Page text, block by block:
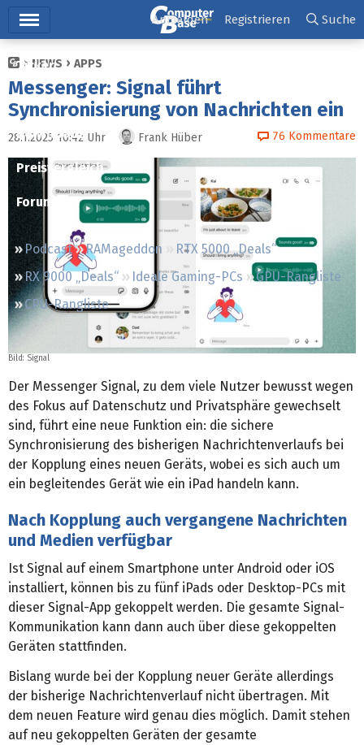
Ticker
Tests
Downloads
Preisvergleich
Forum
Podcast RAMageddon
RTX 5000 „Deals“
RX 9000 „Deals“
Ideale Gaming-PCs
GPU-Rangliste
CPU-Rangliste
Anmelden Registrieren Suche
NEWS APPS
Messenger: Signal führt
Synchronisierung von Nachrichten ein
28.1.2025 10:42 Uhr Frank Hüber 76 Kommentare
Bild: Signal
Der Messenger Signal, zu dem viele Nutzer bewusst wegen
des Fokus auf Datenschutz und Privatsphäre gewechselt
sind, führt eine neue Funktion ein: die sichere
Synchronisierung des bisherigen Nachrichtenverlaufs bei
der Kopplung eines neuen Geräts, wobei es sich auch um
ein begleitendes Gerät wie ein iPad handeln kann.
Nach Kopplung auch vergangene Nachrichten
und Medien verfügbar
Ist Signal auf einem Smartphone unter Android oder iOS
installiert, können bis zu fünf iPads oder Desktop-PCs mit
dieser Signal-App gekoppelt werden. Die gesamte Signal-
Kommunikation kann dann auch über diese gekoppelten
Geräten stattfinden.
Bislang wurde bei der Kopplung neuer Geräte allerdings
der bisherige Nachrichtenverlauf nicht übertragen. Mit
dem neuen Feature wird genau dies möglich. Damit stehen
auf neu gekoppelten Geräten der gesamte